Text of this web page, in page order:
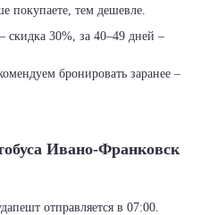
покупаете, тем дешевле.
скидка 30%, за 40–49 дней –
бронировать заранее –
Ивано-Франковск
отправляется в 07:00.